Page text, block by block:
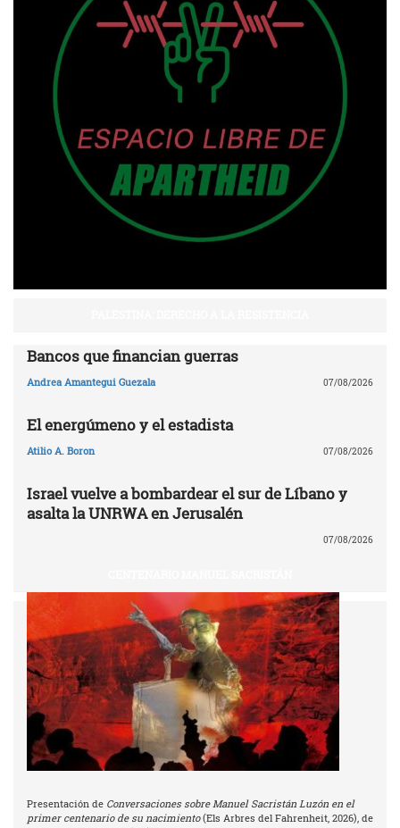
Bancos que financian guerras
Andrea Amantegui Guezala 07/08/2026
El energúmeno y el estadista
Atilio A. Boron 07/08/2026
Israel vuelve a bombardear el sur de Líbano y
asalta la UNRWA en Jerusalén
07/08/2026
Presentación de Conversaciones sobre Manuel Sacristán Luzón en el
primer centenario de su nacimiento(Els Arbres del Fahrenheit, 2026), de